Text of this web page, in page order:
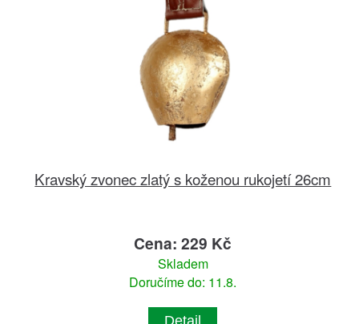
Kravský zvonec zlatý s koženou rukojetí 26cm
Cena: 229 Kč
Skladem
Doručíme do: 11.8.
Detail